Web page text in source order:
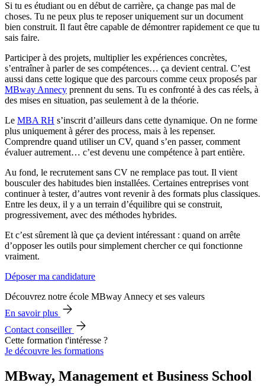
Si tu es étudiant ou en début de carrière, ça change pas mal de
choses. Tu ne peux plus te reposer uniquement sur un document
bien construit. Il faut être capable de démontrer rapidement ce que tu
sais faire.
Participer à des projets, multiplier les expériences concrètes,
s’entraîner à parler de ses compétences… ça devient central. C’est
aussi dans cette logique que des parcours comme ceux proposés par
MBway Annecy prennent du sens. Tu es confronté à des cas réels, à
des mises en situation, pas seulement à de la théorie.
Le MBA RH s’inscrit d’ailleurs dans cette dynamique. On ne forme
plus uniquement à gérer des process, mais à les repenser.
Comprendre quand utiliser un CV, quand s’en passer, comment
évaluer autrement… c’est devenu une compétence à part entière.
Au fond, le recrutement sans CV ne remplace pas tout. Il vient
bousculer des habitudes bien installées. Certaines entreprises vont
continuer à tester, d’autres vont revenir à des formats plus classiques.
Entre les deux, il y a un terrain d’équilibre qui se construit,
progressivement, avec des méthodes hybrides.
Et c’est sûrement là que ça devient intéressant : quand on arrête
d’opposer les outils pour simplement chercher ce qui fonctionne
vraiment.
Déposer ma candidature
Découvrez notre école MBway Annecy et ses valeurs
En savoir plus
Contact conseiller
Cette formation t'intéresse ?
Je découvre les formations
MBway, Management et Business School